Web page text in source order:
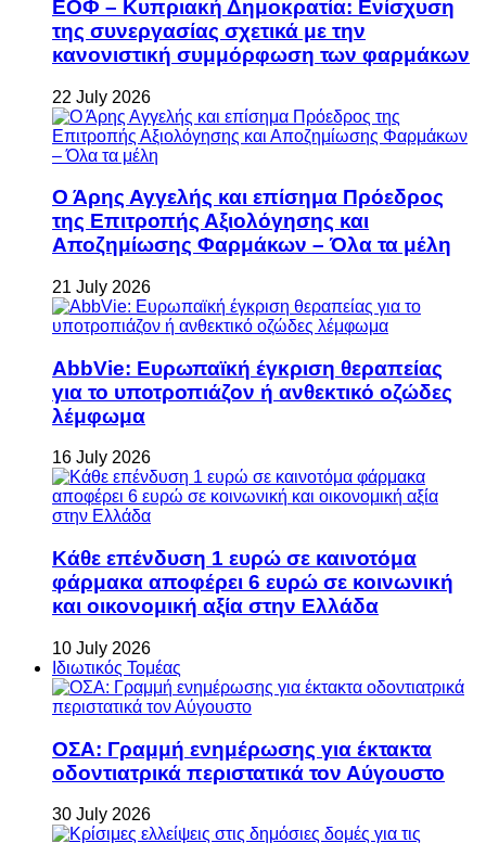
ΕΟΦ – Κυπριακή Δημοκρατία: Ενίσχυση
της συνεργασίας σχετικά με την
κανονιστική συμμόρφωση των φαρμάκων
22 July 2026
Ο Άρης Αγγελής και επίσημα Πρόεδρος
της Επιτροπής Αξιολόγησης και
Αποζημίωσης Φαρμάκων – Όλα τα μέλη
21 July 2026
AbbVie: Ευρωπαϊκή έγκριση θεραπείας
για το υποτροπιάζον ή ανθεκτικό οζώδες
λέμφωμα
16 July 2026
Κάθε επένδυση 1 ευρώ σε καινοτόμα
φάρμακα αποφέρει 6 ευρώ σε κοινωνική
και οικονομική αξία στην Ελλάδα
10 July 2026
Ιδιωτικός Τομέας
ΟΣΑ: Γραμμή ενημέρωσης για έκτακτα
οδοντιατρικά περιστατικά τον Αύγουστο
30 July 2026